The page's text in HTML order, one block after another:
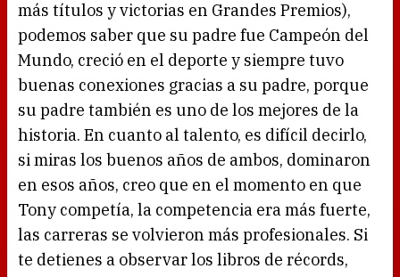
más títulos y victorias en Grandes Premios),
podemos saber que su padre fue Campeón del
Mundo, creció en el deporte y siempre tuvo
buenas conexiones gracias a su padre, porque
su padre también es uno de los mejores de la
historia. En cuanto al talento, es difícil decirlo,
si miras los buenos años de ambos, dominaron
en esos años, creo que en el momento en que
Tony competía, la competencia era más fuerte,
las carreras se volvieron más profesionales. Si
te detienes a observar los libros de récords,